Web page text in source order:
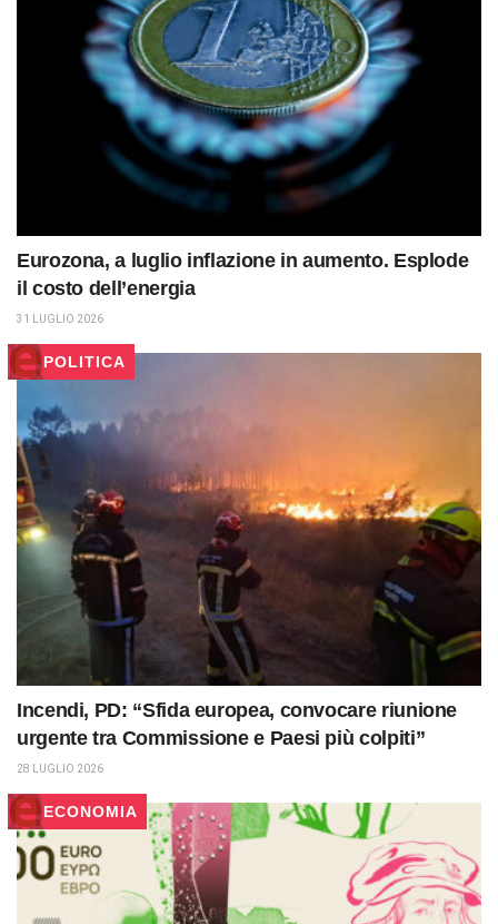
Eurozona, a luglio inflazione in aumento. Esplode
il costo dell’energia
31 LUGLIO 2026
POLITICA
Incendi, PD: “Sfida europea, convocare riunione
urgente tra Commissione e Paesi più colpiti”
28 LUGLIO 2026
ECONOMIA